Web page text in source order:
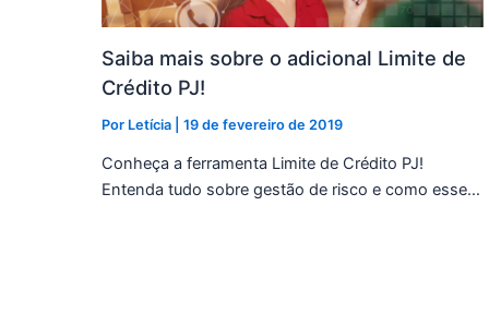
Saiba mais sobre o adicional Limite de
Crédito PJ!
Por Letícia 19 de fevereiro de 2019
Conheça a ferramenta Limite de Crédito PJ!
Entenda tudo sobre gestão de risco e como esse…